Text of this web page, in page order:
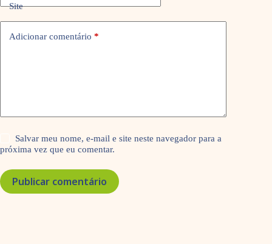
Site
Adicionar comentário *
Salvar meu nome, e-mail e site neste navegador para a
próxima vez que eu comentar.
Publicar comentário